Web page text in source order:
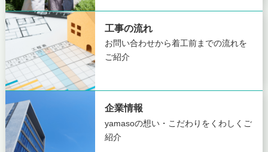
工事の流れ
お問い合わせから着工前までの流れを
ご紹介
企業情報
yamasoの想い・こだわりを くわしくご
紹介